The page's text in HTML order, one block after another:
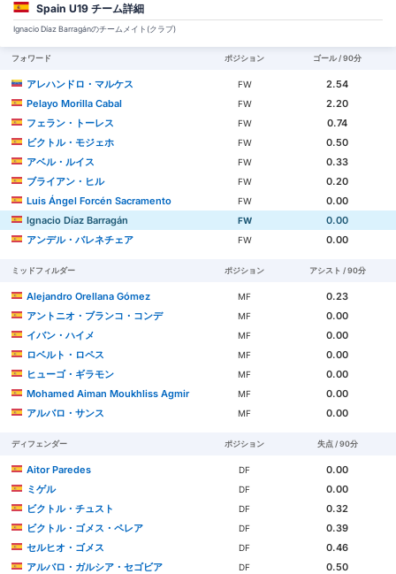
Spain U19 チーム詳細
Ignacio Díaz Barragánのチームメイト(クラブ)
フォワード ポジション ゴール / 90分
アレハンドロ・マルケス FW
2.54
Pelayo Morilla Cabal
FW
2.20
フェラン・トーレス
FW
0.74
ビクトル・モジェホ
FW
0.50
アベル・ルイス
FW
0.33
ブライアン・ヒル
FW
0.20
Luis Ángel Forcén Sacramento
FW
0.00
Ignacio Díaz Barragán
FW
0.00
アンデル・バレネチェア
FW 0.00
ミッドフィルダー ポジション アシスト / 90分
Alejandro Orellana Gómez MF
0.23
アントニオ・ブランコ・コンデ
MF
0.00
イバン・ハイメ
MF
0.00
ロベルト・ロペス
MF
0.00
ヒューゴ・ギラモン
MF
0.00
Mohamed Aiman Moukhliss Agmir
MF
0.00
アルバロ・サンス
MF 0.00
ディフェンダー ポジション 失点 / 90分
Aitor Paredes DF
0.00
ミゲル
DF
0.00
ビクトル・チュスト
DF
0.32
ビクトル・ゴメス・ペレア
DF
0.39
セルヒオ・ゴメス
DF
0.46
アルバロ・ガルシア・セゴビア
DF
0.50